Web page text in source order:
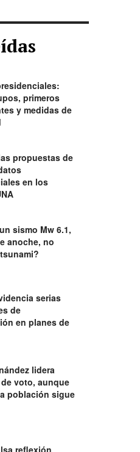
primeros
y medidas de
propuestas de
en los
sismo Mw 6.1,
anoche, no
serias
de
en planes de
lidera
voto, aunque
población sigue
reflexión